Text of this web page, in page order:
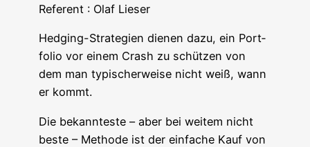
Refe­rent : Olaf Lieser
Hedging-Stra­te­gien die­nen dazu, ein Port­
fo­lio vor einem Crash zu schüt­zen von
dem man typi­scher­wei­se nicht weiß, wann
er kommt.
Die bekann­tes­te – aber bei wei­tem nicht
bes­te – Metho­de ist der ein­fa­che Kauf von